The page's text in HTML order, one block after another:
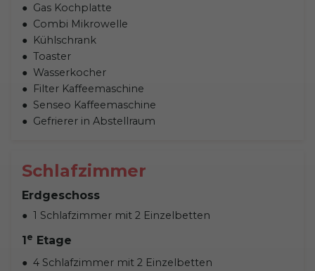
Gas Kochplatte
Combi Mikrowelle
Kühlschrank
Toaster
Wasserkocher
Filter Kaffeemaschine
Senseo Kaffeemaschine
Gefrierer in Abstellraum
Schlafzimmer
Erdgeschoss
1 Schlafzimmer mit 2 Einzelbetten
1 e Etage
4 Schlafzimmer mit 2 Einzelbetten